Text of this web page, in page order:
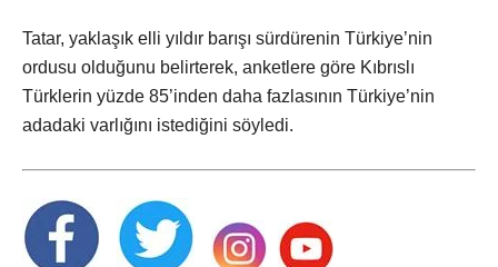
Tatar, yaklaşık elli yıldır barışı sürdürenin Türkiye’nin
ordusu olduğunu belirterek, anketlere göre Kıbrıslı
Türklerin yüzde 85’inden daha fazlasının Türkiye’nin
adadaki varlığını istediğini söyledi.